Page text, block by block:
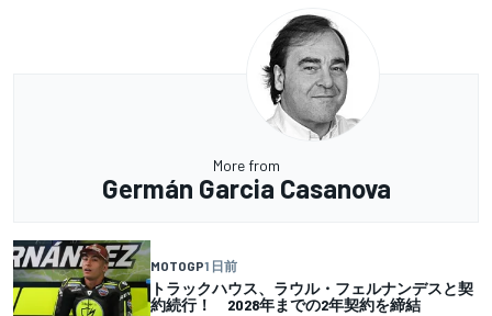
More from
Germán Garcia Casanova
MOTOGP1 日前
トラックハウス、ラウル・フェルナンデスと契
約続行！ 2028年までの2年契約を締結